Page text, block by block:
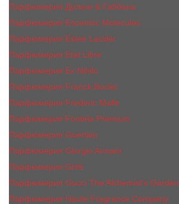
Парфюмерия Дольче & Габбана
Парфюмерия Escentric Molecules
Парфюмерия Estee Lаudеr
Парфюмерия Etat Libre
Парфюмерия Ex Nihilo
Парфюмерия Franck Boclet
Парфюмерия Frеderic Mаlle
Парфюмерия Fontela Premium
Парфюмерия Guerlain
Парфюмерия Giorgio Armani
Парфюмерия Gritti
Парфюмерия Gucci The Alchemist’s Garden.
Парфюмерия Haute Fragrance Company